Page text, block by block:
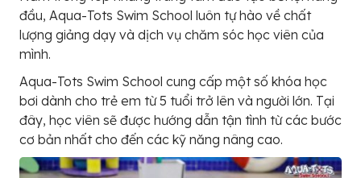
đầu, Aqua-Tots Swim School luôn tự hào về chất
lượng giảng dạy và dịch vụ chăm sóc học viên của
mình.
Aqua-Tots Swim School cung cấp một số khóa học
bơi dành cho trẻ em từ 5 tuổi trở lên và người lớn. Tại
đây, học viên sẽ được hướng dẫn tận tình từ các bước
cơ bản nhất cho đến các kỹ năng nâng cao.